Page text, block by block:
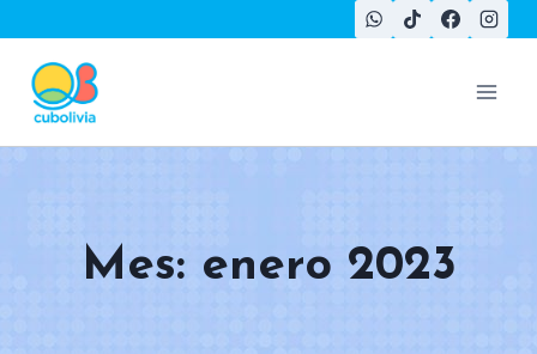
contenido
Mes: enero 2023